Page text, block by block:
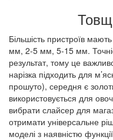
Більшість пристроїв
мм, 2-5 мм, 5-15 мм.
результат, тому це
нарізка підходить для
прошуто), середня є
використовується для
вибрати слайсер для
отримати універсальне
моделі з наявністю